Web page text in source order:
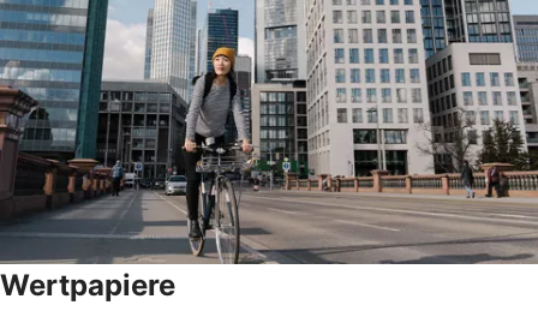
Wertpapiere